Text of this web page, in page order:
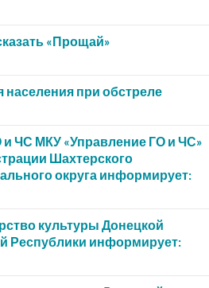
«Прощай»
населения при обстреле
и ЧС МКУ «Управление ГО и ЧС»
Шахтерского
округа информирует:
культуры Донецкой
Республики информирует: